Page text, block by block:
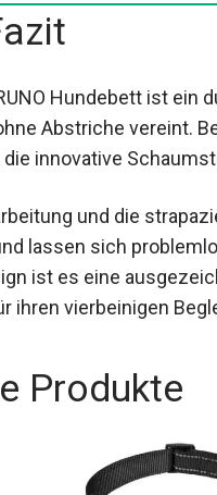
Hundebett ist ein
Abstriche vereint.
die innovative
und die
lassen sich
ist es eine
ihren vierbeinigen
Produkte